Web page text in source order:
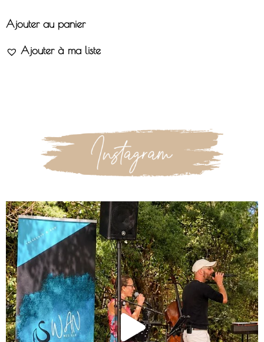
Ajouter au panier
Ajouter à ma liste